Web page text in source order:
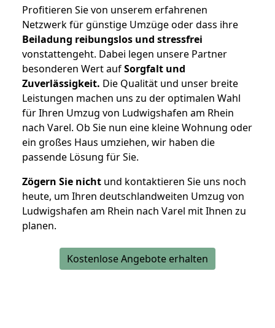
Profitieren Sie von unserem erfahrenen
Netzwerk für günstige Umzüge oder dass ihre
Beiladung reibungslos und stressfrei
vonstattengeht. Dabei legen unsere Partner
besonderen Wert aufSorgfalt und
Zuverlässigkeit. Die Qualität und unser breite
Leistungen machen uns zu der optimalen Wahl
für Ihren Umzug von Ludwigshafen am Rhein
nach Varel. Ob Sie nun eine kleine Wohnung oder
ein großes Haus umziehen, wir haben die
passende Lösung für Sie.
Zögern Sie nicht und kontaktieren Sie uns noch
heute, um Ihren deutschlandweiten Umzug von
Ludwigshafen am Rhein nach Varel mit Ihnen zu
planen.
Kostenlose Angebote erhalten